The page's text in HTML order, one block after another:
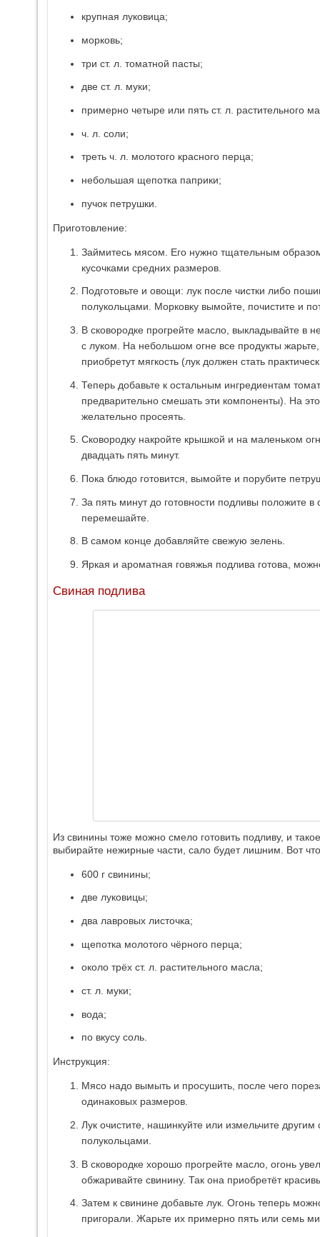
крупная луковица;
морковь;
три ст. л. томатной пасты;
две ст. л. муки;
примерно четыре или пять ст. л. растительного
ч. л. соли;
треть ч. л. молотого красного перца;
небольшая щепотка паприки;
пучок петрушки.
Приготовление:
Займитесь мясом. Его нужно тщательным
кусочками средних размеров.
Подготовьте и овощи: лук после чистки либо
полукольцами. Морковку вымойте, почистите и
В сковородке прогрейте масло, выкладывайте в
с луком. На небольшом огне все продукты
приобретут мягкость (лук должен стать
Теперь добавьте к остальным ингредиентам
предварительно смешать эти компоненты). На
желательно просеять.
Сковородку накройте крышкой и на маленьком
двадцать пять минут.
Пока блюдо готовится, вымойте и порубите
За пять минут до готовности подливы положите в
перемешайте.
В самом конце добавляйте свежую зелень.
Яркая и ароматная говяжья подлива готова,
Свиная подлива
Из свинины тоже можно смело готовить подливу, и
выбирайте нежирные части, сало будет лишним. Вот
600 г свинины;
две луковицы;
два лавровых листочка;
щепотка молотого чёрного перца;
около трёх ст. л. растительного масла;
ст. л. муки;
вода;
по вкусу соль.
Инструкция:
Мясо надо вымыть и просушить, после чего
одинаковых размеров.
Лук очистите, нашинкуйте или измельчите
полукольцами.
В сковородке хорошо прогрейте масло, огонь
обжаривайте свинину. Так она приобретёт
Затем к свинине добавьте лук. Огонь теперь
пригорали. Жарьте их примерно пять или семь